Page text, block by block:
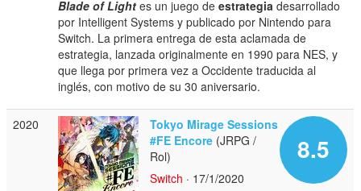
Blade of Light es un juego deestrategia desarrollado
por Intelligent Systems y publicado por Nintendo para
Switch. La primera entrega de esta aclamada de
estrategia, lanzada originalmente en 1990 para NES, y
que llega por primera vez a Occidente traducida al
inglés, con motivo de su 30 aniversario.
2020
8.5
Tokyo Mirage Sessions
#FE Encore (JRPG /
Rol)
Switch · 17/1/2020